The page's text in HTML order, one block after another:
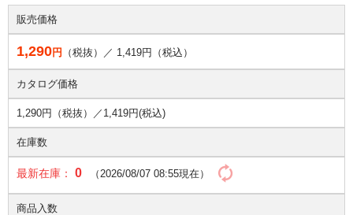
販売価格
1,290円 （税抜）／ 1,419円（税込）
カタログ価格
1,290円（税抜）／ 1,419円(税込)
在庫数
最新在庫： 0 （2026/08/07 08:55現在）
商品入数